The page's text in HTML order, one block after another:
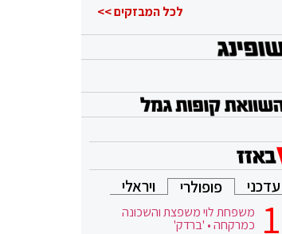
לכל המבזקים >>
עדכני פופולרי ויראלי
משפחת לוי משפצת והשכונה
כמרקחה • 'ברדק'